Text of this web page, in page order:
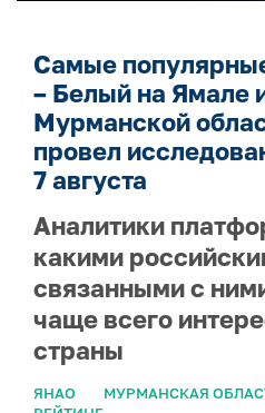
Самые
– Белый на Ямале
Мурманской
провел
7 августа
Аналитики
какими
связанными с
чаще всего
страны
ЯНАО МУРМАНСКАЯ